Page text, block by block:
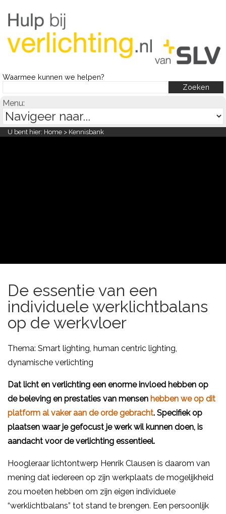
Waarmee kunnen we helpen?
Menu:
U bent hier: Home > Kennisbank
De essentie van een
individuele werklichtbalans
op de werkvloer
Thema: Smart lighting, human centric lighting,
dynamische verlichting
Dat licht en verlichting een enorme invloed hebben op
de beleving en prestaties van mensen hebben we op dit
platform al vaker aan de orde gebracht. Specifiek op
plaatsen waar je gefocust je werk wil kunnen doen, is
aandacht voor de verlichting essentieel.
Hoogleraar lichtontwerp Henrik Clausen is daarom van
mening dat iedereen op zijn werkplaats de mogelijkheid
zou moeten hebben om zijn eigen individuele
“werklichtbalans” tot stand te brengen. Een persoonlijk